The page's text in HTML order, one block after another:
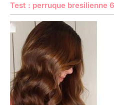
Test : perruque bresilienne